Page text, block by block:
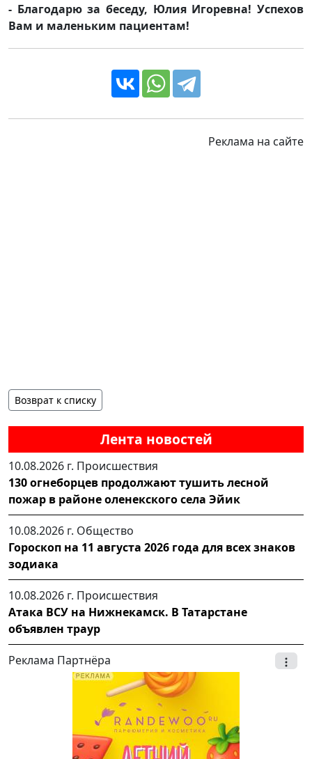
Лента новостей
10.08.2026 г. Происшествия
130 огнеборцев продолжают тушить лесной
пожар в районе оленекского села Эйик
10.08.2026 г. Общество
Гороскоп на 11 августа 2026 года для всех знаков
зодиака
10.08.2026 г. Происшествия
Атака ВСУ на Нижнекамск. В Татарстане
объявлен траур
Реклама Партнёра
- Благодарю за беседу, Юлия Игоревна! Успехов
Вам и маленьким пациентам!
Реклама на сайте
Возврат к списку